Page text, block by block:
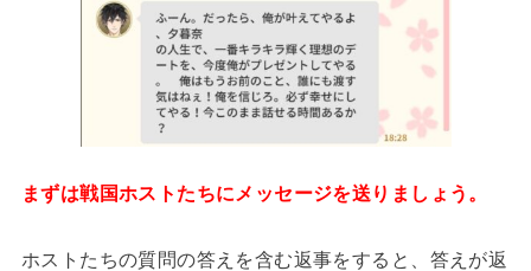
まずは戦国ホストたちにメッセージを送りましょう。
ホストたちの質問の答えを含む返事をすると、答えが返